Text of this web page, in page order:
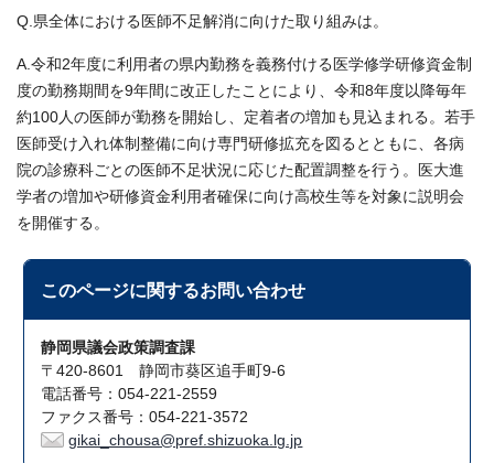
Q.県全体における医師不足解消に向けた取り組みは。
A.令和2年度に利用者の県内勤務を義務付ける医学修学研修資金制
度の勤務期間を9年間に改正したことにより、令和8年度以降毎年
約100人の医師が勤務を開始し、定着者の増加も見込まれる。若手
医師受け入れ体制整備に向け専門研修拡充を図るとともに、各病
院の診療科ごとの医師不足状況に応じた配置調整を行う。医大進
学者の増加や研修資金利用者確保に向け高校生等を対象に説明会
を開催する。
このページに関するお問い合わせ
静岡県議会政策調査課
〒420-8601 静岡市葵区追手町9-6
電話番号：054-221-2559
ファクス番号：054-221-3572
gikai_chousa@pref.shizuoka.lg.jp